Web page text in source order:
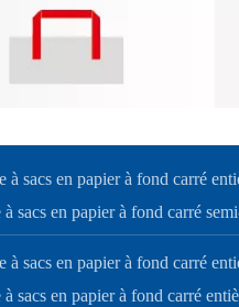
à sacs en papier à fond carré
sacs en papier à fond carré
à sacs en papier à fond carré
sacs en papier à fond carré